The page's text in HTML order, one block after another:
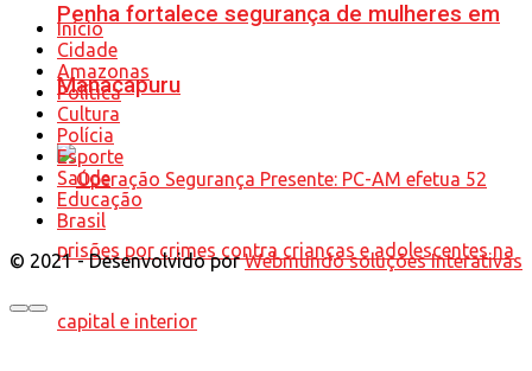
Penha fortalece segurança de mulheres em
Manacapuru
Início
Cidade
Amazonas
Política
Cultura
Polícia
Esporte
Saúde
Educação
Brasil
© 2021 - Desenvolvido porWebmundo soluções Interativas